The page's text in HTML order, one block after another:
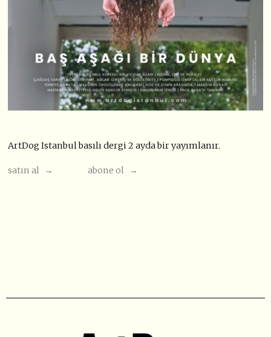
ArtDog Istanbul basılı dergi 2 ayda bir yayımlanır.
satın al → abone ol →